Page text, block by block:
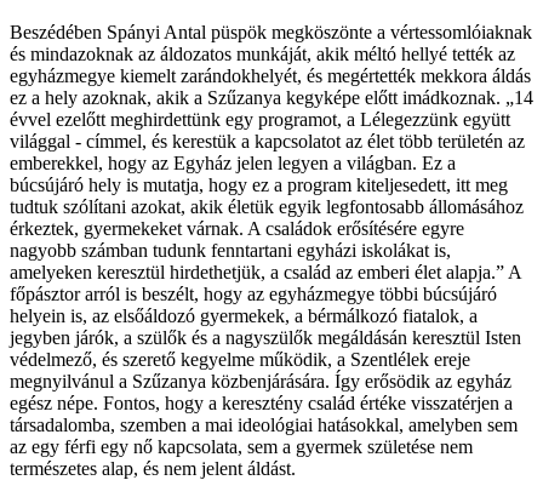
Beszédében Spányi Antal püspök megköszönte a vértessomlóiaknak
és mindazoknak az áldozatos munkáját, akik méltó hellyé tették az
egyházmegye kiemelt zarándokhelyét, és megértették mekkora áldás
ez a hely azoknak, akik a Szűzanya kegyképe előtt imádkoznak. „14
évvel ezelőtt meghirdettünk egy programot, a Lélegezzünk együtt
világgal - címmel, és kerestük a kapcsolatot az élet több területén az
emberekkel, hogy az Egyház jelen legyen a világban. Ez a
búcsújáró hely is mutatja, hogy ez a program kiteljesedett, itt meg
tudtuk szólítani azokat, akik életük egyik legfontosabb állomásához
érkeztek, gyermekeket várnak. A családok erősítésére egyre
nagyobb számban tudunk fenntartani egyházi iskolákat is,
amelyeken keresztül hirdethetjük, a család az emberi élet alapja.” A
főpásztor arról is beszélt, hogy az egyházmegye többi búcsújáró
helyein is, az elsőáldozó gyermekek, a bérmálkozó fiatalok, a
jegyben járók, a szülők és a nagyszülők megáldásán keresztül Isten
védelmező, és szerető kegyelme működik, a Szentlélek ereje
megnyilvánul a Szűzanya közbenjárására. Így erősödik az egyház
egész népe. Fontos, hogy a keresztény család értéke visszatérjen a
társadalomba, szemben a mai ideológiai hatásokkal, amelyben sem
az egy férfi egy nő kapcsolata, sem a gyermek születése nem
természetes alap, és nem jelent áldást.